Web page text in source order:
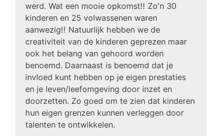
werd. Wat een mooie opkomst!! Zo'n 30
kinderen en 25 volwassenen waren
aanwezig!! Natuurlijk hebben we de
creativiteit van de kinderen geprezen maar
ook het belang van gehoord worden
benoemd. Daarnaast is benoemd dat je
invloed kunt hebben op je eigen prestaties
en je leven/leefomgeving door inzet en
doorzetten. Zo goed om te zien dat kinderen
hun eigen grenzen kunnen verleggen door
talenten te ontwikkelen.